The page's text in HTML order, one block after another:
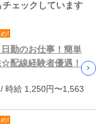
ェックしています
!
日勤のお仕事！簡単
☆配線経験者優遇！
時給 1,250円〜1,563
!